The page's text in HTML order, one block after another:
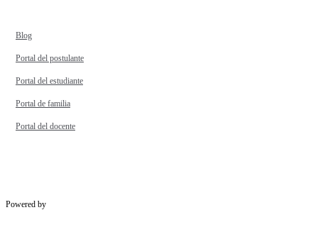
Blog
Portal del postulante
Portal del estudiante
Portal de familia
Portal del docente
Powered by